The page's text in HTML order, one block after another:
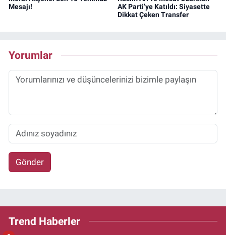
Mesajı!
AK Parti’ye Katıldı: Siyasette
Dikkat Çeken Transfer
Yorumlar
Gönder
Trend Haberler